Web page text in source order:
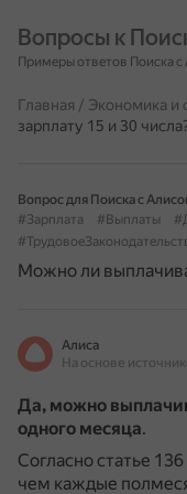
Вопросы к
Примеры ответов Поиска с
Главная / Экономика и
зарплату 15 и 30
Вопрос для Поиска с
#Зарплата
#Выплаты
Можно ли
Алиса
Да, можно
одного месяца.
Согласно статье
чем каждые